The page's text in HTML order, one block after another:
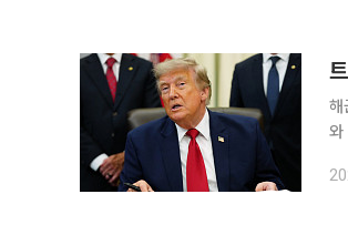
해
와 동맹
트